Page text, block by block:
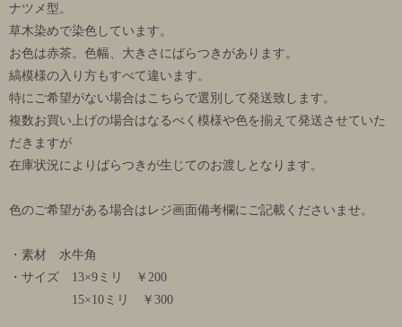
ナツメ型。
草木染めで染色しています。
お色は赤茶。色幅、大きさにばらつきがあります。
縞模様の入り方もすべて違います。
特にご希望がない場合はこちらで選別して発送致します。
複数お買い上げの場合はなるべく模様や色を揃えて発送させていた
だきますが
在庫状況によりばらつきが生じてのお渡しとなります。
色のご希望がある場合はレジ画面備考欄にご記載くださいませ。
・素材 水牛角
・サイズ 13×9ミリ ￥200
15×10ミリ ￥300